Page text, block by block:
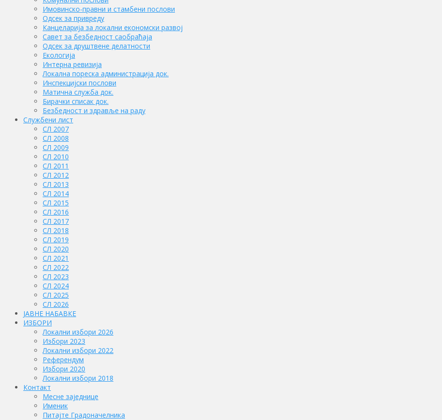
Имовинско-правни и стамбени послови
Одсек за привреду
Канцеларија за локални економски развој
Савет за безбедност саобраћаја
Одсек за друштвене делатности
Eкологија
Интерна ревизија
Локална пореска администрација док.
Инспекцијски послови
Матична служба док.
Бирачки списак док.
Безбедност и здравље на раду
Службени лист
СЛ 2007
СЛ 2008
СЛ 2009
СЛ 2010
СЛ 2011
СЛ 2012
СЛ 2013
СЛ 2014
СЛ 2015
СЛ 2016
СЛ 2017
СЛ 2018
СЛ 2019
СЛ 2020
СЛ 2021
СЛ 2022
СЛ 2023
СЛ 2024
СЛ 2025
СЛ 2026
ЈАВНЕ НАБАВКЕ
ИЗБОРИ
Локални избори 2026
Избори 2023
Локални избори 2022
Референдум
Избори 2020
Локални избори 2018
Контакт
Месне заједнице
Именик
Питајте Градоначелника